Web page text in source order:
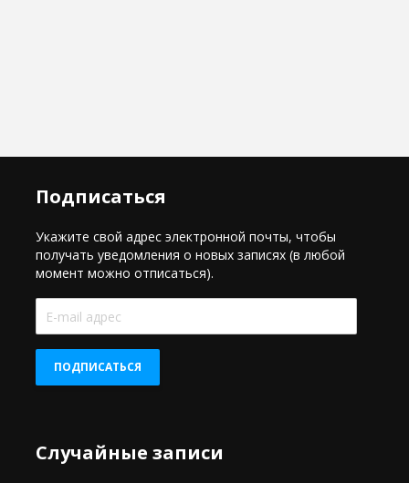
Подписаться
Укажите свой адрес электронной почты, чтобы
получать уведомления о новых записях (в любой
момент можно отписаться).
E-
mail
ПОДПИСАТЬСЯ
Случайные записи